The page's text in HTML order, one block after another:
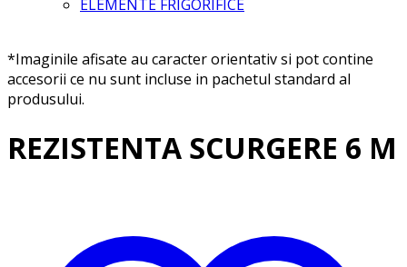
ELEMENTE FRIGORIFICE
*Imaginile afisate au caracter orientativ si pot contine
accesorii ce nu sunt incluse in pachetul standard al
produsului.
REZISTENTA SCURGERE 6 M